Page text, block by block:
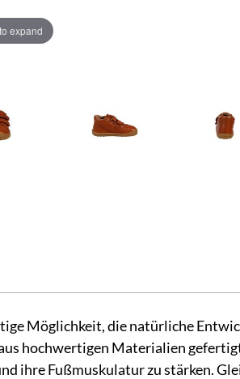
expand
Möglichkeit, die natürliche
hochwertigen Materialien
ihre Fußmuskulatur zu stärken.